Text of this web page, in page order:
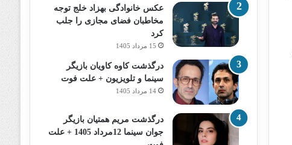
عکس خانوادگی بهزاد خلج توجه
مخاطبان فضای مجازی را جلب
کرد
15 مرداد 1405
درگذشت کاوه کاویان بازیگر
سینما و تلویزیون + علت فوت
14 مرداد 1405
درگذشت مریم همتیان بازیگر
جوان سینما 12مرداد 1405 + علت